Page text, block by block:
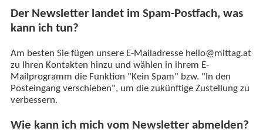
Der Newsletter landet im Spam-Postfach, was
kann ich tun?
Am besten Sie fügen unsere E-Mailadresse hello@mittag.at
zu Ihren Kontakten hinzu und wählen in ihrem E-
Mailprogramm die Funktion "Kein Spam" bzw. "In den
Posteingang verschieben", um die zukünftige Zustellung zu
verbessern.
Wie kann ich mich vom Newsletter abmelden?